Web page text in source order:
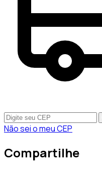
Não sei o meu CEP
Compartilhe